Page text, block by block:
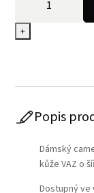
+
Popis
Dámský
kůže VAZ o
Dostupný ve